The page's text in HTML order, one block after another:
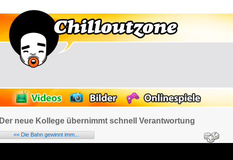
Der neue Kollege übernimmt schnell Verantwortung
<< Die Bahn gewinnt imm...